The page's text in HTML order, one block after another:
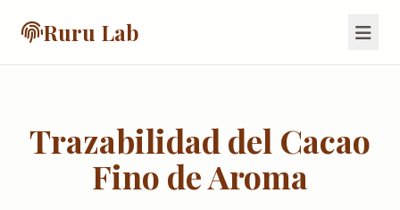
Ruru Lab
Trazabilidad del Cacao
Fino de Aroma